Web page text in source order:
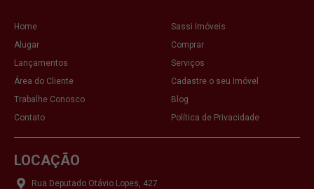
Home
Sassi Imóveis
Alugar
Comprar
Lançamentos
Serviços
Área do Cliente
Cadastre o seu Imóvel
Trabalhe Conosco
Blog
Contato
Política de Privacidade
LOCAÇÃO
Rua Deputado Otávio Lopes, 427